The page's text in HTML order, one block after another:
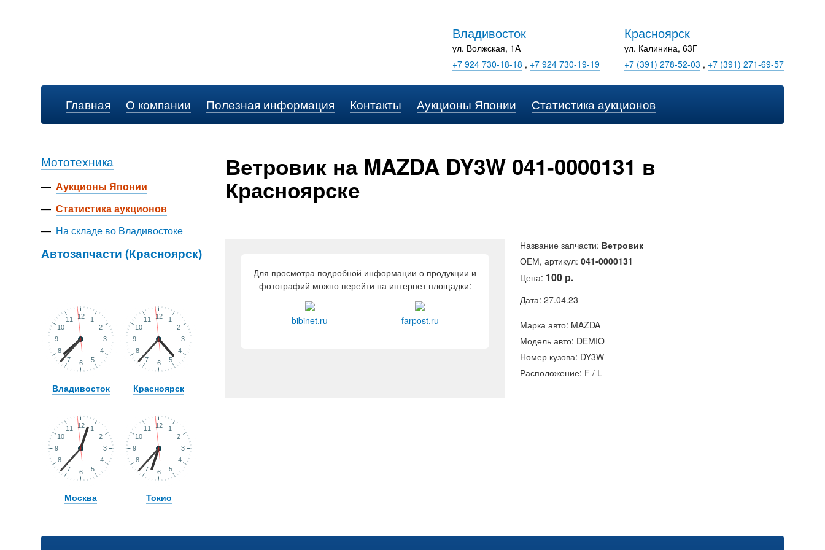
Владивосток
ул. Волжская, 1A
+7 924 730-18-18 , +7 924 730-19-19
Красноярск
ул. Калинина, 63Г
+7 (391) 278-52-03 , +7 (391) 271-69-57
Главная О компании Полезная информация Контакты Аукционы Японии Статистика аукционов
Мототехника
— Аукционы Японии
— Статистика аукционов
— На складе во Владивостоке
Автозапчасти (Красноярск)
Владивосток Красноярск
Москва Токио
Ветровик на MAZDA DY3W 041-0000131 в
Красноярске
Для просмотра подробной информации о продукции и
фотографий можно перейти на интернет площадки:
bibinet.ru farpost.ru
Название запчасти: Ветровик
ОЕМ, артикул: 041-0000131
Цена: 100 р.
Дата: 27.04.23
Марка авто: MAZDA
Модель авто: DEMIO
Номер кузова: DY3W
Расположение: F / L